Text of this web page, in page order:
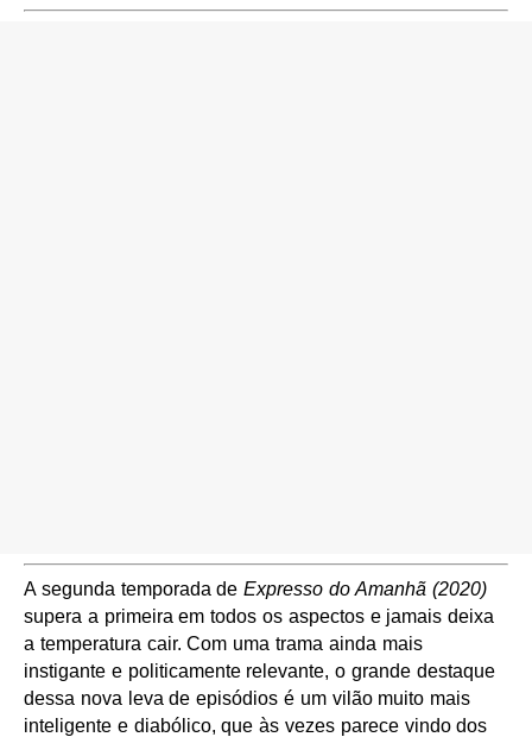
A segunda temporada deExpresso do Amanhã (2020)
supera a primeira em todos os aspectos e jamais deixa
a temperatura cair. Com uma trama ainda mais
instigante e politicamente relevante, o grande destaque
dessa nova leva de episódios é um vilão muito mais
inteligente e diabólico, que às vezes parece vindo dos